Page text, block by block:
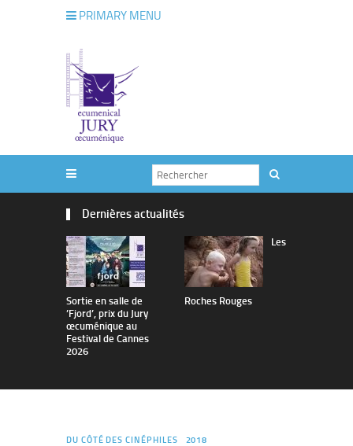
PRIMARY MENU
Dernières actualités
Sortie en salle de
’Fjord’, prix du Jury
œcuménique au
Festival de Cannes
2026
Les
Roches Rouges
DU CÔTÉ DES CINÉPHILES 2018